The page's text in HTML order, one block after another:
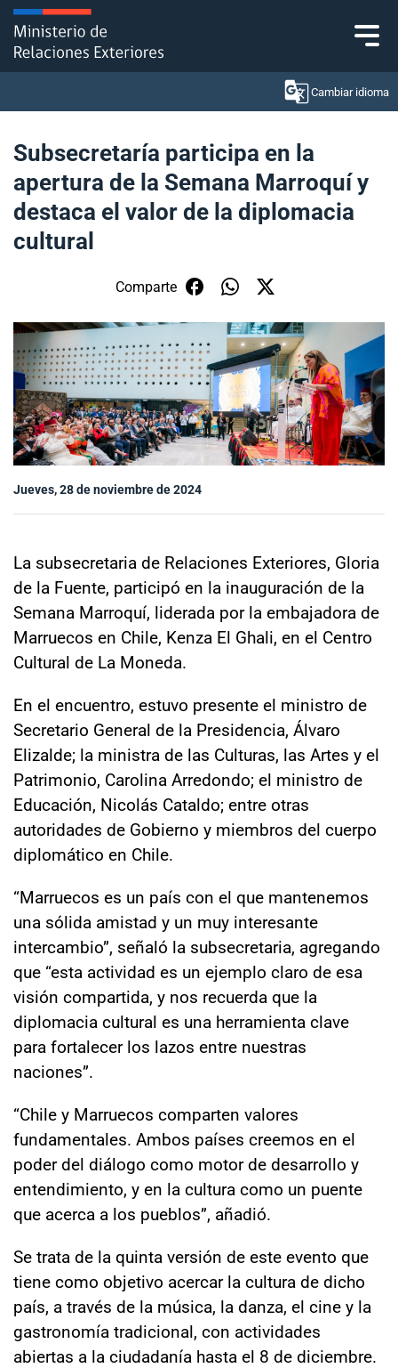
Click acá para ir directamente al contenido
Cambiar idioma
Ministerio
Política Exterior
Subsecretaría de Relaciones Económicas
Internacionales
Sala de prensa
modo claro
Subsecretaría participa en la
apertura de la Semana Marroquí y
destaca el valor de la diplomacia
cultural
Comparte
Jueves, 28 de noviembre de 2024
La subsecretaria de Relaciones Exteriores, Gloria
de la Fuente, participó en la inauguración de la
Semana Marroquí, liderada por la embajadora de
Marruecos en Chile, Kenza El Ghali, en el Centro
Cultural de La Moneda.
En el encuentro, estuvo presente el ministro de
Secretario General de la Presidencia, Álvaro
Elizalde; la ministra de las Culturas, las Artes y el
Patrimonio, Carolina Arredondo; el ministro de
Educación, Nicolás Cataldo; entre otras
autoridades de Gobierno y miembros del cuerpo
diplomático en Chile.
“Marruecos es un país con el que mantenemos
una sólida amistad y un muy interesante
intercambio”, señaló la subsecretaria, agregando
que “esta actividad es un ejemplo claro de esa
visión compartida, y nos recuerda que la
diplomacia cultural es una herramienta clave
para fortalecer los lazos entre nuestras
naciones”.
“Chile y Marruecos comparten valores
fundamentales. Ambos países creemos en el
poder del diálogo como motor de desarrollo y
entendimiento, y en la cultura como un puente
que acerca a los pueblos”, añadió.
Se trata de la quinta versión de este evento que
tiene como objetivo acercar la cultura de dicho
país, a través de la música, la danza, el cine y la
gastronomía tradicional, con actividades
abiertas a la ciudadanía hasta el 8 de diciembre.